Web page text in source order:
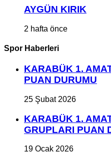
AYGÜN KIRIK
2 hafta önce
Spor Haberleri
KARABÜK 1.
PUAN DURUMU
25 Şubat 2026
KARABÜK 1.
GRUPLARI PUAN
19 Ocak 2026